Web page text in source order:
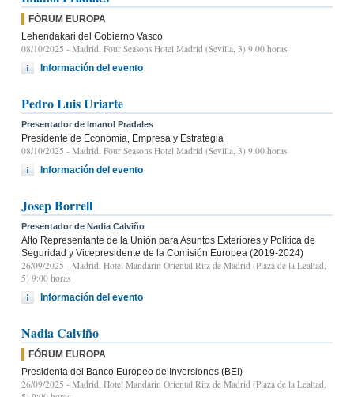
FÓRUM EUROPA
Lehendakari del Gobierno Vasco
08/10/2025 - Madrid, Four Seasons Hotel Madrid (Sevilla, 3) 9.00 horas
Información del evento
Pedro Luis Uriarte
Presentador de Imanol Pradales
Presidente de Economía, Empresa y Estrategia
08/10/2025 - Madrid, Four Seasons Hotel Madrid (Sevilla, 3) 9.00 horas
Información del evento
Josep Borrell
Presentador de Nadia Calviño
Alto Representante de la Unión para Asuntos Exteriores y Política de
Seguridad y Vicepresidente de la Comisión Europea (2019-2024)
26/09/2025 - Madrid, Hotel Mandarin Oriental Ritz de Madrid (Plaza de la Lealtad,
5) 9:00 horas
Información del evento
Nadia Calviño
FÓRUM EUROPA
Presidenta del Banco Europeo de Inversiones (BEI)
26/09/2025 - Madrid, Hotel Mandarin Oriental Ritz de Madrid (Plaza de la Lealtad,